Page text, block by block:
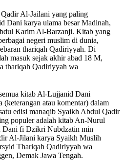
Al-Jailani yang paling
Dani karya ulama besar Madinah,
Karim Al-Barzanji. Kitab yang
negeri muslim di dunia,
thariqah Qadiriyyah. Di
masuk sejak akhir abad 18 M,
thariqah Qadiriyyah wa
kitab Al-Lujjanid Dani
(keterangan atau komentar) dalam
edisi manaqib Syaikh Abdul Qadir
populer adalah kitab An-Nurul
fi Dzikri Nubdzatin min
Al-Jilani karya Syaikh Muslih
Thariqah Qadiriyyah wa
Demak Jawa Tengah.